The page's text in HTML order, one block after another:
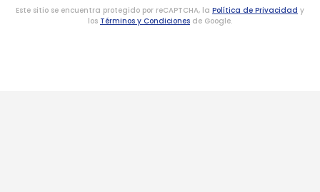
Este sitio se encuentra protegido por reCAPTCHA, la Política de Privacidad y
los Términos y Condiciones de Google.